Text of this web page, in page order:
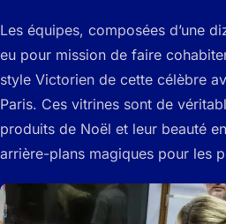
Les équipes, composées d’une
eu pour mission de faire
style Victorien de cette célèbre
Paris. Ces vitrines sont de
produits de Noël et leur beauté
arrière-plans magiques pour les